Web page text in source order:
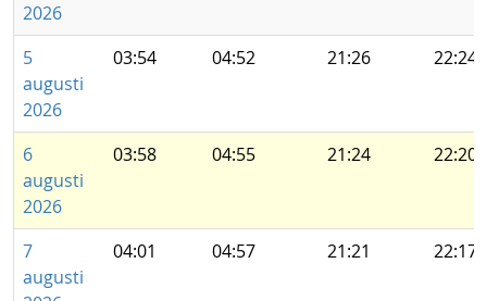
2026
5
augusti
2026
03:54 04:52 21:26 22:24
6
augusti
2026
03:58 04:55 21:24 22:20
7
augusti
04:01 04:57 21:21 22:17